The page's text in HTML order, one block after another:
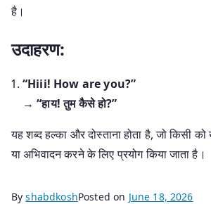
है।
उदाहरण:
“Hiii! How are you?”
→“हाय! तुम कैसे हो?”
यह शब्द हल्का और दोस्ताना होता है, जो किसी
या अभिवादन करने के लिए प्रयोग किया जाता है।
ByshabdkoshPosted on June 18, 2026